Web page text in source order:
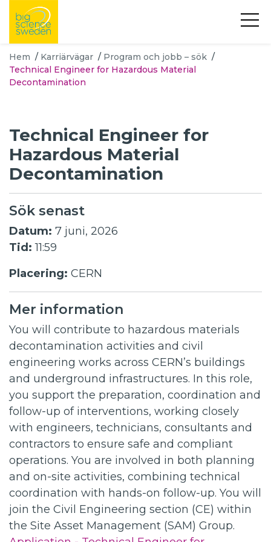
Hem / Karriärvägar / Program och jobb – sök /
Technical Engineer for Hazardous Material
Decontamination
Technical Engineer for
Hazardous Material
Decontamination
Sök senast
Datum: 7 juni, 2026
Tid: 11:59
Placering: CERN
Mer information
You will contribute to hazardous materials
decontamination activities and civil
engineering works across CERN’s buildings
and underground infrastructures. In this role,
you support the preparation, coordination and
follow-up of interventions, working closely
with engineers, technicians, consultants and
contractors to ensure safe and compliant
operations. You are involved in both planning
and on-site activities, combining technical
coordination with hands-on follow-up. You will
join the Civil Engineering section (CE) within
the Site Asset Management (SAM) Group.